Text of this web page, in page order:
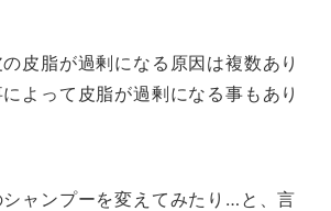
皮脂が過剰になる原因は複数あり
よって皮脂が過剰になる事もあり
ャンプーを変えてみたり…と、言